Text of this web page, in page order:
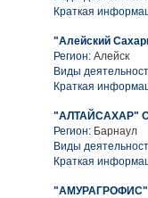
Краткая
"Алейский
Регион: Алейск
Виды
Краткая
"АЛТАЙСАХАР"
Регион: Барнаул
Виды
Краткая